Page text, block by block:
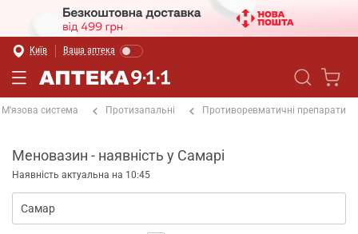
Київ Ваша аптека
М'язова система Протизапальні Противоревматичні препарати
Меновазин - наявність у Самарі
Наявність актуальна на 10:45